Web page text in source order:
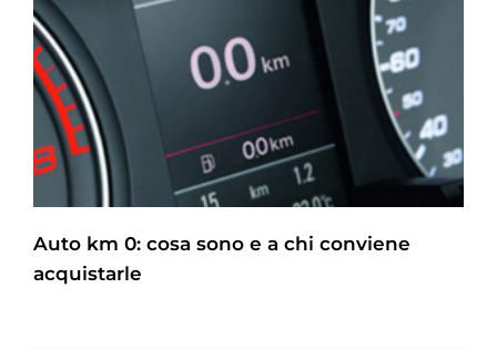
Auto km 0: cosa sono e a chi conviene
acquistarle